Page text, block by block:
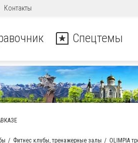
Контакты
Спецтемы
Фитнес клубы, тренажерные залы OLIMPIA